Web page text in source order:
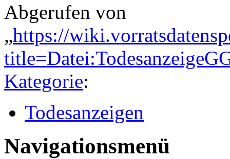
Abgerufen von
„https://
Kategorie:
Todesanzeigen
Navigationsmenü